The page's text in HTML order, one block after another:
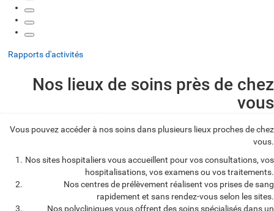
Rapports d'activités
Nos lieux de soins près de chez
vous
Vous pouvez accéder à nos soins dans plusieurs lieux proches de chez
vous.
Nos sites hospitaliers vous accueillent pour vos consultations, vos
hospitalisations, vos examens ou vos traitements.
Nos centres de prélèvement réalisent vos prises de sang
rapidement et sans rendez-vous selon les sites.
Nos polycliniques vous offrent des soins spécialisés dans un